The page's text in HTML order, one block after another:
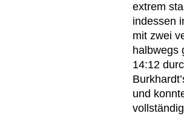
extrem
indessen
mit zwei
halbwegs
14:12
und